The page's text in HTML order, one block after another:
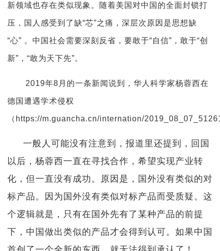
新领域也存在类似现象。随着美国对中国的全面封锁打
压，国人感受到了缺“芯”之痛，深层次原因是思想缺
“心” 。中国社会需要深刻反省，要敢于“自信”，敢于“创
新”，“敢为天下先”。
2019年8月的一条新闻说到，华人科学家杨蓉西在
德国遭遇学术侵权
（https://m.guancha.cn/internation/
一般人可能没有注意到，报道里还提到，回国
以后，杨蓉西一直在寻找合作，希望实现产业转
化，但一直没有成功。原因是，国外没有类似的对
标产品。因为国外没有类似对标产品而受质疑。这
个逻辑就是，只有在国外先有了某种产品的前提
下，中国做出类似的产品才会得到认可。如果中国